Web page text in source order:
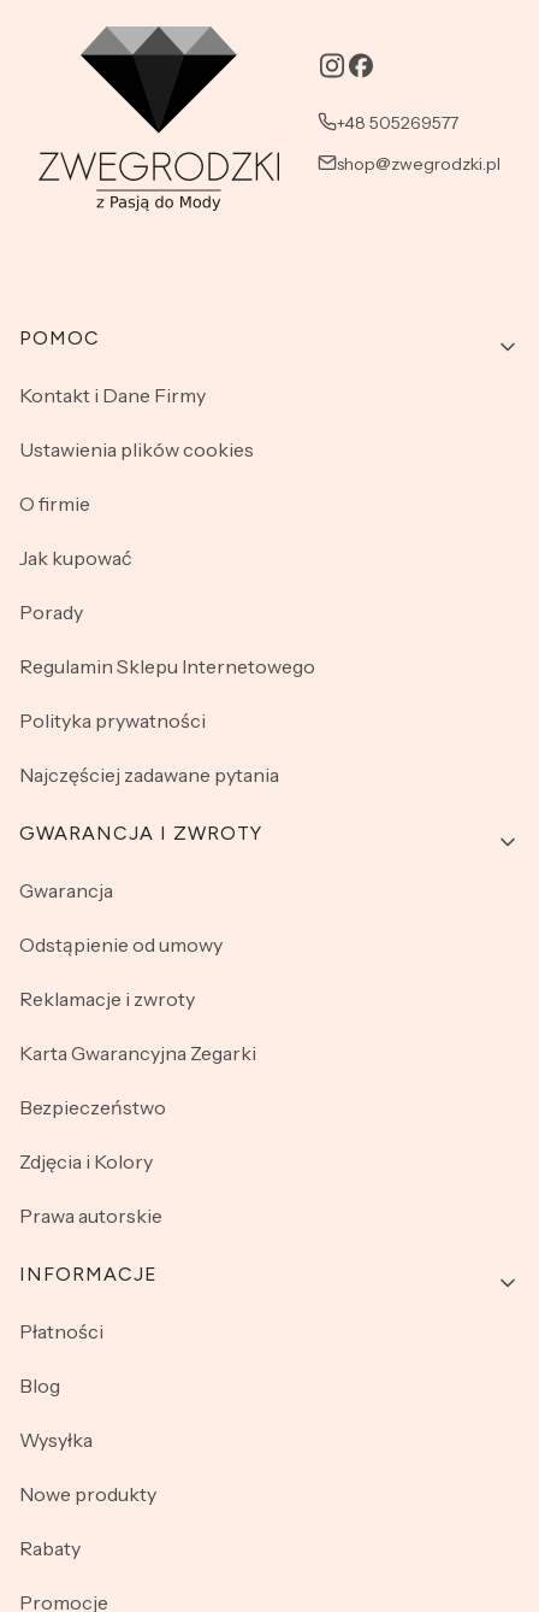
+48 505269577
shop@zwegrodzki.pl
Linki w stopce
POMOC
Kontakt i Dane Firmy
Ustawienia plików cookies
O firmie
Jak kupować
Porady
Regulamin Sklepu Internetowego
Polityka prywatności
Najczęściej zadawane pytania
GWARANCJA I ZWROTY
Gwarancja
Odstąpienie od umowy
Reklamacje i zwroty
Karta Gwarancyjna Zegarki
Bezpieczeństwo
Zdjęcia i Kolory
Prawa autorskie
INFORMACJE
Płatności
Blog
Wysyłka
Nowe produkty
Rabaty
Promocje